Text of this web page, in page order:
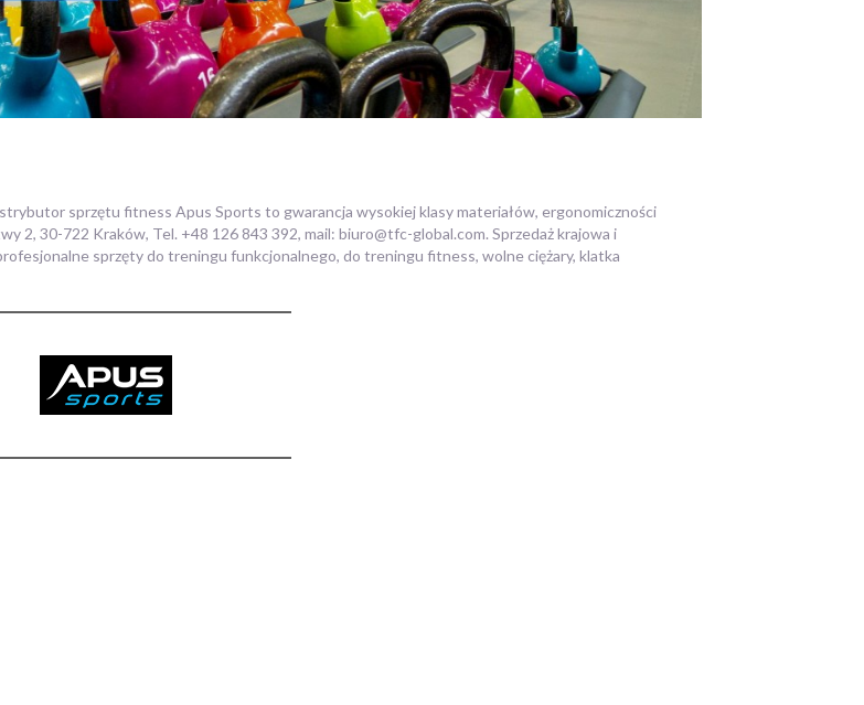
sprzętu fitness Apus Sports to gwarancja wysokiej klasy materiałów, ergonomiczności
2, 30-722 Kraków, Tel. +48 126 843 392, mail: biuro@tfc-global.com. Sprzedaż krajowa i
sprzęty do treningu funkcjonalnego, do treningu fitness, wolne ciężary, klatka